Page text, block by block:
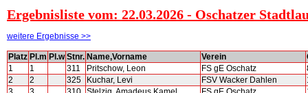
Ergebnisliste vom: 22.03.2026 - Oschatzer
weitere Ergebnisse >>
Platz Pl.m Pl.w Stnr. Name,Vorname Verein
1
1 311 Pritschow, Leon FS gE Oschatz
2
2 325 Kuchar, Levi FSV Wacker Dahlen